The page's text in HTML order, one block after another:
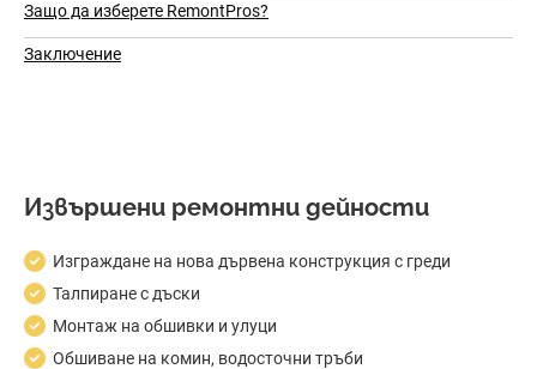
Защо да изберете RemontPros?
Заключение
Извършени ремонтни дейности
Изграждане на нова дървена конструкция с греди
Талпиране с дъски
Монтаж на обшивки и улуци
Обшиване на комин, водосточни тръби